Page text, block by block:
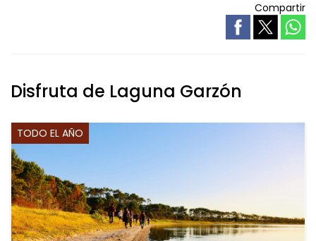
Compartir
Disfruta de Laguna Garzón
TODO EL AÑO